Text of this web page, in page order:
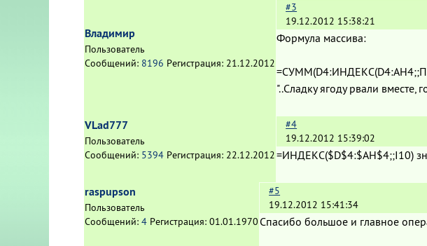
Владимир
Пользователь
Сообщений: 8196 Регистрация: 21.12.2012
#3
19.12.2012 15:38:21
Формула массива:
"..Сладку ягоду рвали вместе,
VLad777
Пользователь
Сообщений: 5394 Регистрация: 22.12.2012
#4
19.12.2012 15:39:02
=ИНДЕКС($D$4:$AH$4;;I10)
raspupson
Пользователь
Сообщений: 4 Регистрация: 01.01.1970
#5
19.12.2012 15:41:34
Спасибо большое и главное